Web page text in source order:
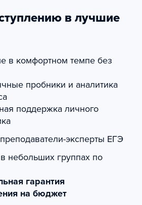
в лучшие
в комфортном темпе без
пробники и аналитика
поддержка личного
эксперты ЕГЭ
небольших группах по
гарантия
на бюджет